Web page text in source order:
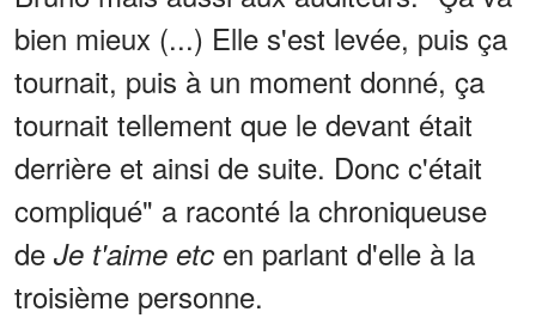
bien mieux (...) Elle s'est levée, puis ça
tournait, puis à un moment donné, ça
tournait tellement que le devant était
derrière et ainsi de suite. Donc c'était
compliqué" a raconté la chroniqueuse
de Je t'aime etc en parlant d'elle à la
troisième personne.